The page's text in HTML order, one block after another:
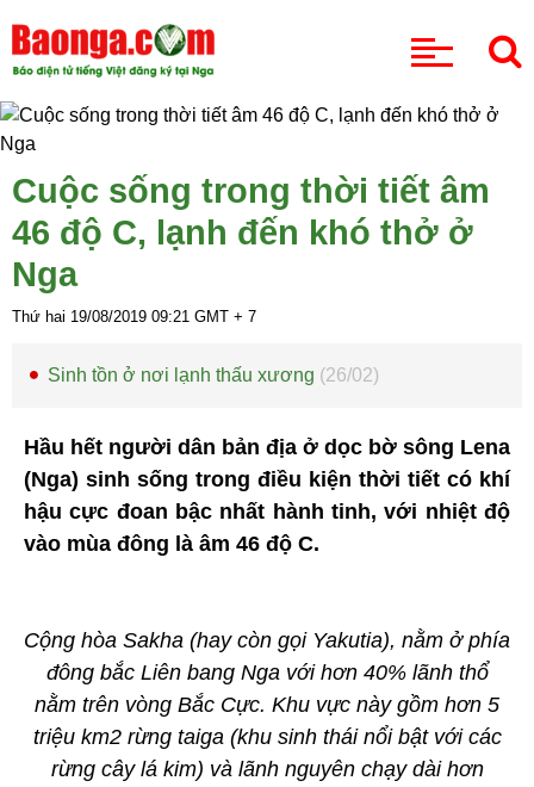
Cuộc sống trong thời tiết âm
46 độ C, lạnh đến khó thở ở
Nga
Thứ hai 19/08/2019 09:21 GMT + 7
Sinh tồn ở nơi lạnh thấu xương (26/02)
Hầu hết người dân bản địa ở dọc bờ sông Lena
(Nga) sinh sống trong điều kiện thời tiết có khí
hậu cực đoan bậc nhất hành tinh, với nhiệt độ
vào mùa đông là âm 46 độ C.
Cộng hòa Sakha (hay còn gọi Yakutia), nằm ở phía
đông bắc Liên bang Nga với hơn 40% lãnh thổ
nằm trên vòng Bắc Cực. Khu vực này gồm hơn 5
triệu km2 rừng taiga (khu sinh thái nổi bật với các
rừng cây lá kim) và lãnh nguyên chạy dài hơn